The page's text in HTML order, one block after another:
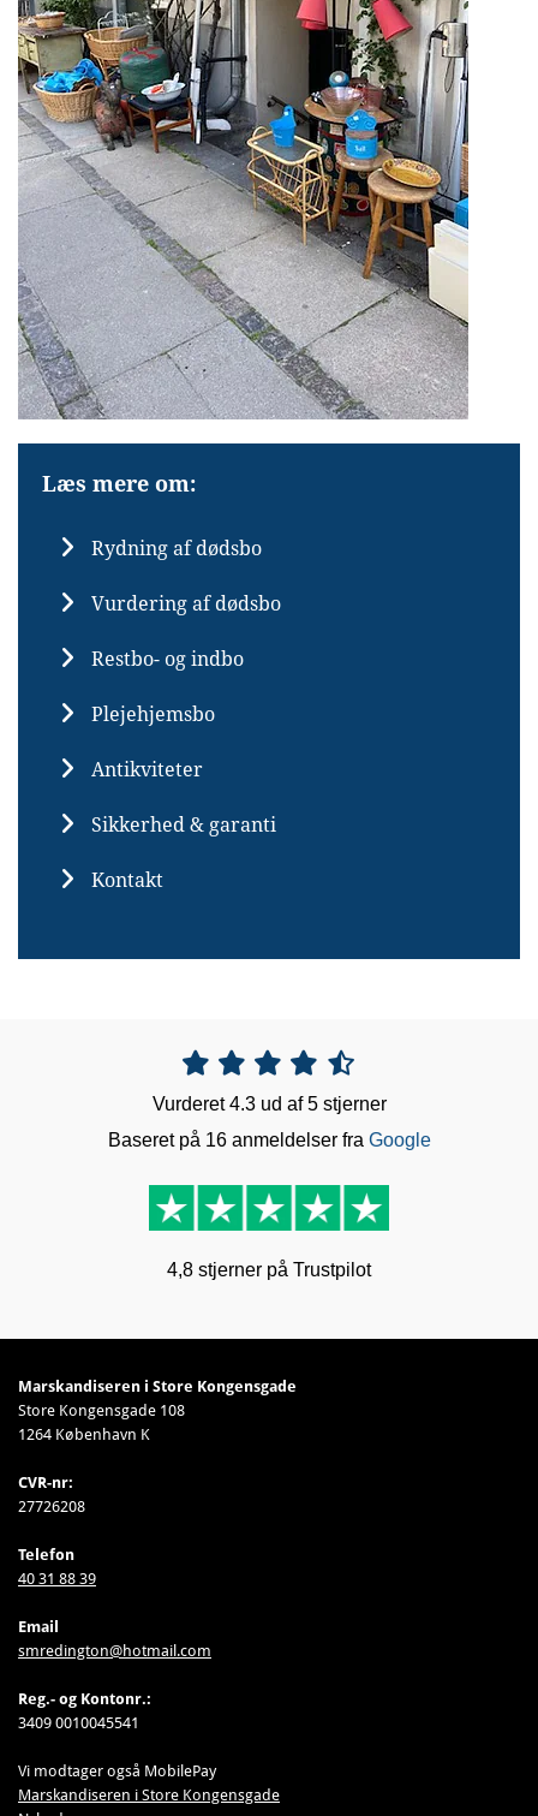
Læs mere om:
Rydning af dødsbo
Vurdering af dødsbo
Restbo- og indbo
Plejehjemsbo
Antikviteter
Sikkerhed & garanti
Kontakt
    
Vurderet 4.3 ud af 5 stjerner
Baseret på 16 anmeldelser fra Google
4,8 stjerner på Trustpilot
Marskandiseren i Store Kongensgade
Store Kongensgade 108
1264 København K
CVR-nr:
27726208
Telefon
40 31 88 39
Email
smredington@hotmail.com
Reg.- og Kontonr.:
3409 0010045541
Vi modtager også MobilePay
Marskandiseren i Store Kongensgade